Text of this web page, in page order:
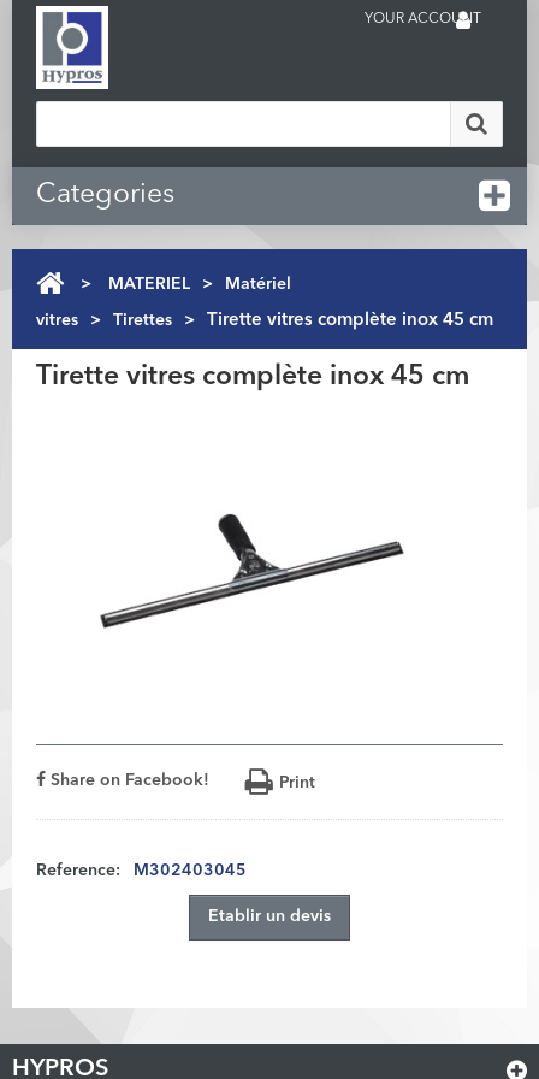
YOUR ACCOUNT
Categories
> MATERIEL > Matériel
vitres > Tirettes > Tirette vitres complète inox 45 cm
Tirette vitres complète inox 45 cm
Share on Facebook! Print
Reference: M302403045
Etablir un devis
HYPROS